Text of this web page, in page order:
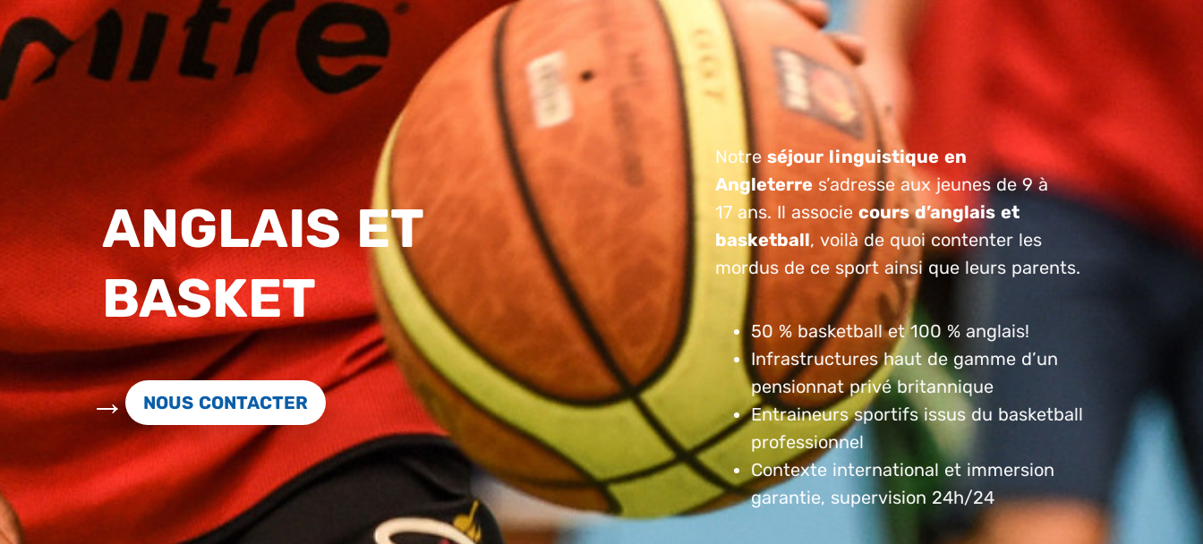
ANGLAIS ET
BASKET
NOUS CONTACTER
Notre séjour linguistique en
Angleterres’adresse aux jeunes de 9 à
17 ans. Il associe cours d’anglais et
basketball, voilà de quoi contenter les
mordus de ce sport ainsi que leurs parents.
50 % basketball et 100 % anglais!
Infrastructures haut de gamme d’un
pensionnat privé britannique
Entraineurs sportifs issus du basketball
professionnel
Contexte international et immersion
garantie, supervision 24h/24